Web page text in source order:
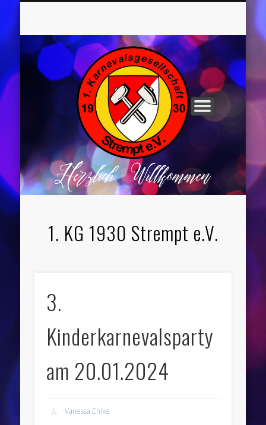
1. KG 1930 Strempt e.V.
3.
Kinderkarnevalsparty
am 20.01.2024
Vanessa Ehlke